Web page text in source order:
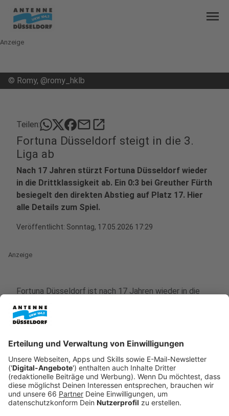
menu
Anzeige
© Romy, @romy_hklb
Teilen: mailopen_in_new
Fortuna Düsseldorf steigt in die 3.
Liga ab
Nach 17 Jahren stürzt Fortuna Düsseldorf wieder
in die Drittklassigkeit ab. Ein 0:3 bei Greuther Fürth
besiegelt den direkten Abstieg auf Platz 17. Hier
alle Details zum Spiel.
Veröffentlicht: Sonntag, 17.05.2026 17:29
Anzeige
Fortuna Düsseldorf ist nach 17 Jahren wieder in die
Drittklassigkeit abgestürzt. Am letzten Spieltag der 2.
Fußball-Bundesliga unterlagen die Rheinländer mit 0:3
Anzeige
Früher Rückstand durch Ex-Fortune Felix
Klaus